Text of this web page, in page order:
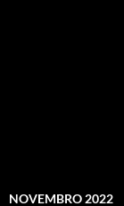
NOVEMBRO 2022